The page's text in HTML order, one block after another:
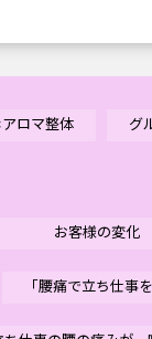
アロマ整体 グ
お客様の変化
「腰痛で立ち仕事